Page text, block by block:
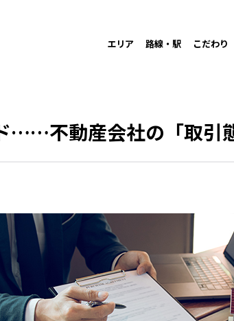
エリア 路線・駅 こだわり
……不動産会社の「取引